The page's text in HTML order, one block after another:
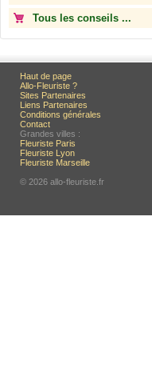
Tous les conseils ...
Haut de page
Allo-Fleuriste ?
Sites Partenaires
Liens Partenaires
Conditions générales
Contact
Grandes villes :
Fleuriste Paris
Fleuriste Lyon
Fleuriste Marseille
© 2026 allo-fleuriste.fr